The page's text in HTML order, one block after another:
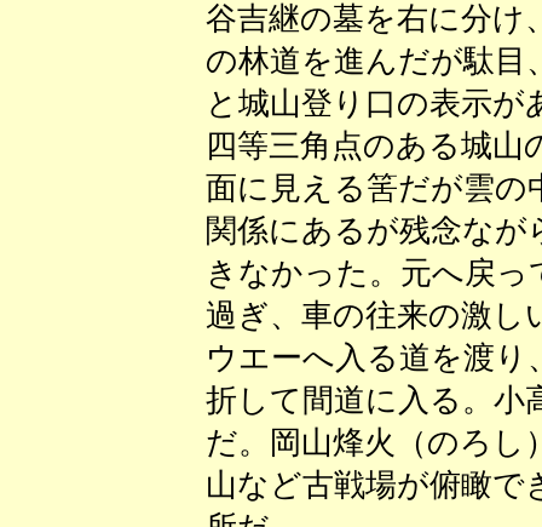
谷吉継の墓を右に分け
の林道を進んだが駄
と城山登り口の表示が
四等三角点のある城山
面に見える筈だが雲の
関係にあるが残念なが
きなかった。元へ戻
過ぎ、車の往来の激し
ウエーへ入る道を渡り
折して間道に入る。小
だ。岡山烽火（のろし
山など古戦場が俯瞰で